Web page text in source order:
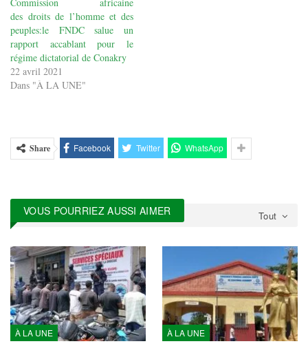
des droits de l’homme et des
peuples:le FNDC salue un
rapport accablant pour le
régime dictatorial de Conakry
22 avril 2021
Dans "À LA UNE"
Share Facebook Twitter WhatsApp
Tout
VOUS POURRIEZ AUSSI AIMER
À LA UNE À LA UNE